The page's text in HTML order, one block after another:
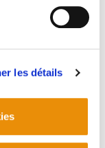
les détails
directives du
et
leur travail,